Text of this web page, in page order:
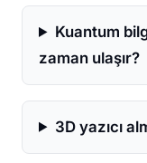
Kuantum
zaman ulaşır?
3D yazıcı